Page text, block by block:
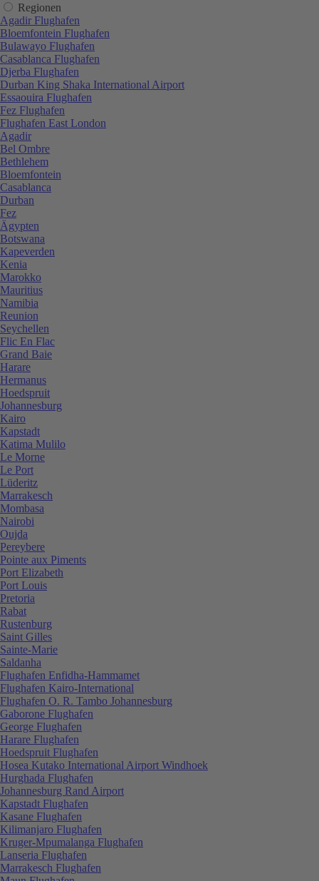
Regionen
Agadir Flughafen
Bloemfontein Flughafen
Bulawayo Flughafen
Casablanca Flughafen
Djerba Flughafen
Durban King Shaka International Airport
Essaouira Flughafen
Fez Flughafen
Flughafen East London
Agadir
Bel Ombre
Bethlehem
Bloemfontein
Casablanca
Durban
Fez
Ägypten
Botswana
Kapeverden
Kenia
Marokko
Mauritius
Namibia
Reunion
Seychellen
Flic En Flac
Grand Baie
Harare
Hermanus
Hoedspruit
Johannesburg
Kairo
Kapstadt
Katima Mulilo
Le Morne
Le Port
Lüderitz
Marrakesch
Mombasa
Nairobi
Oujda
Pereybere
Pointe aux Piments
Port Elizabeth
Port Louis
Pretoria
Rabat
Rustenburg
Saint Gilles
Sainte-Marie
Saldanha
Flughafen Enfidha-Hammamet
Flughafen Kairo-International
Flughafen O. R. Tambo Johannesburg
Gaborone Flughafen
George Flughafen
Harare Flughafen
Hoedspruit Flughafen
Hosea Kutako International Airport Windhoek
Hurghada Flughafen
Johannesburg Rand Airport
Kapstadt Flughafen
Kasane Flughafen
Kilimanjaro Flughafen
Kruger-Mpumalanga Flughafen
Lanseria Flughafen
Marrakesch Flughafen